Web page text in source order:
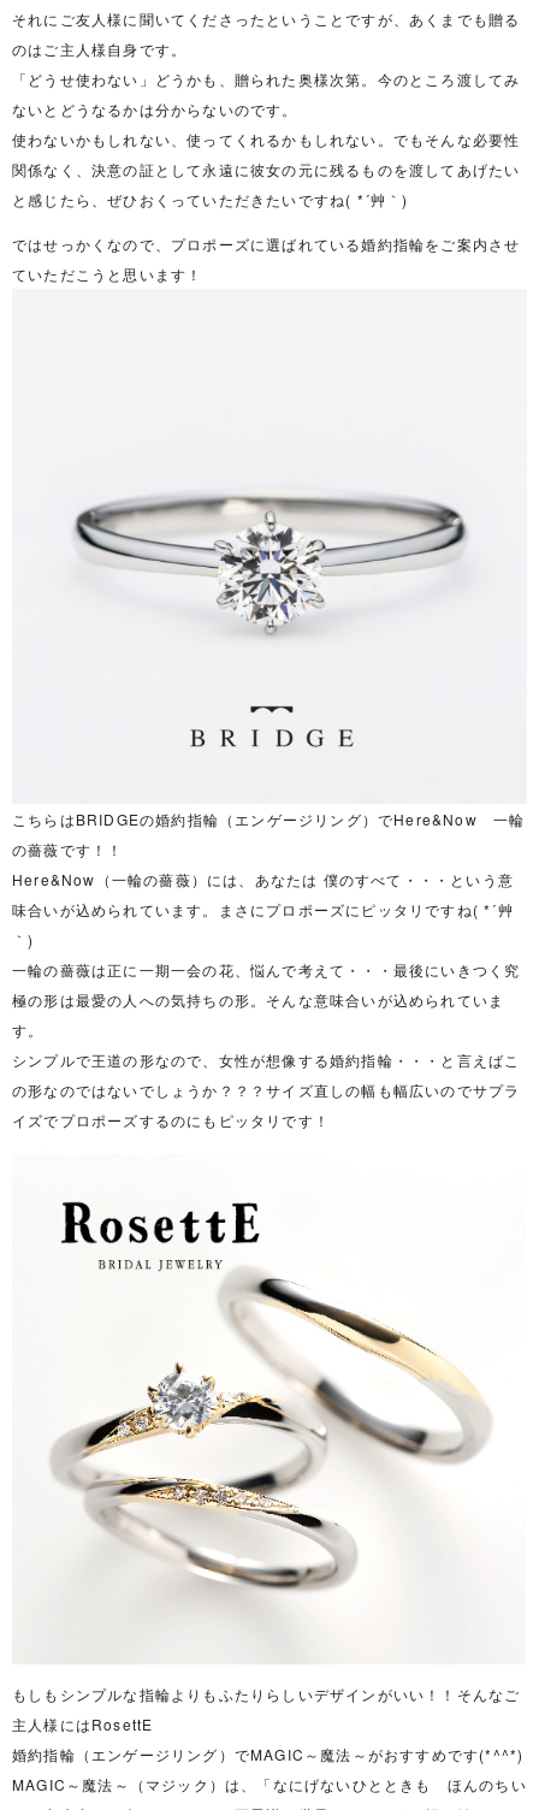
それにご友人様に聞いてくださったということですが、あくまでも贈る
のはご主人様自身です。
「どうせ使わない」どうかも、贈られた奥様次第。今のところ渡してみ
ないとどうなるかは分からないのです。
使わないかもしれない、使ってくれるかもしれない。でもそんな必要性
関係なく、決意の証として永遠に彼女の元に残るものを渡してあげたい
と感じたら、ぜひおくっていただきたいですね( *´艸｀)
ではせっかくなので、プロポーズに選ばれている婚約指輪をご案内させ
ていただこうと思います！
こちらはBRIDGEの婚約指輪（エンゲージリング）でHere&Now 一輪
の薔薇です！！
Here&Now（一輪の薔薇）には、あなたは 僕のすべて・・・という意
味合いが込められています。まさにプロポーズにピッタリですね( *´艸
｀)
一輪の薔薇は正に一期一会の花、悩んで考えて・・・最後にいきつく究
極の形は最愛の人への気持ちの形。そんな意味合いが込められていま
す。
シンプルで王道の形なので、女性が想像する婚約指輪・・・と言えばこ
の形なのではないでしょうか？？？サイズ直しの幅も幅広いのでサプラ
イズでプロポーズするのにもピッタリです！
もしもシンプルな指輪よりもふたりらしいデザインがいい！！そんなご
主人様にはRosettE
婚約指輪（エンゲージリング）でMAGIC～魔法～がおすすめです(*^^*)
MAGIC～魔法～（マジック）は、「なにげないひとときも ほんのちい